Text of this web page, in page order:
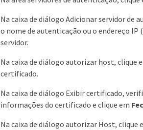
Na caixa de diálogo Adicionar servidor de
o nome de autenticação ou o endereço IP
servidor.
Na caixa de diálogo autorizar host, clique
certificado.
Na caixa de diálogo Exibir certificado,
informações do certificado e clique em
Na caixa de diálogo autorizar Host, clique